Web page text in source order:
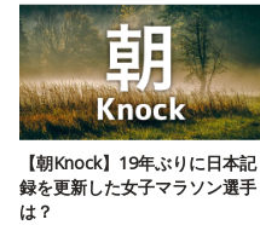
【朝Knock】19年ぶりに日本記
録を更新した女子マラソン選手
は？